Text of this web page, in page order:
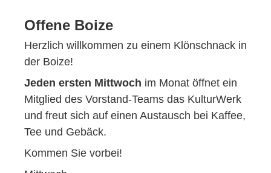
Offene Boize
Herzlich willkommen zu einem Klönschnack in
der Boize!
Jeden ersten Mittwoch im Monat öffnet ein
Mitglied des Vorstand-Teams das KulturWerk
und freut sich auf einen Austausch bei Kaffee,
Tee und Gebäck.
Kommen Sie vorbei!